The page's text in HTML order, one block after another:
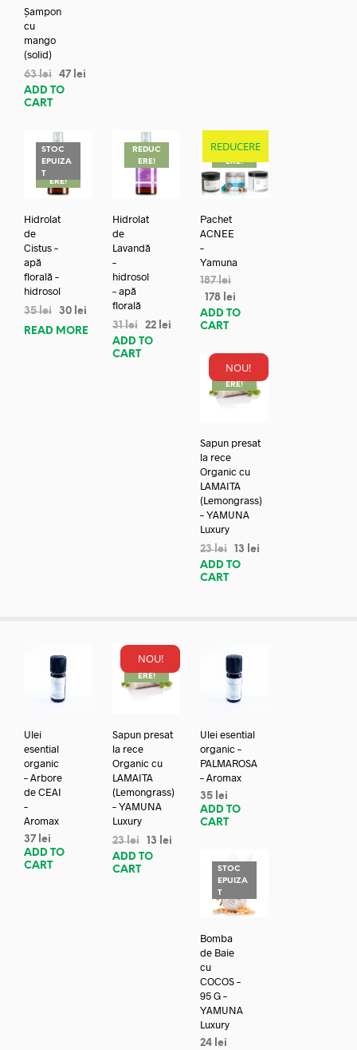
Șampon
cu
mango
(solid)
63lei 47 lei
ADD TO
CART
STOC
EPUIZA
TREDUC
ERE!
Hidrolat
de
Cistus –
apă
florală –
hidrosol
35lei 30 lei
READ MORE
REDUC
ERE!
Hidrolat
de
Lavandă
–
hidrosol
– apă
florală
31lei 22 lei
ADD TO
CART
REDUCERE
REDUC
ERE!
Pachet
ACNEE
–
Yamuna
187lei
178 lei
ADD TO
CART
NOU!
REDUC
ERE!
Sapun presat
la rece
Organic cu
LAMAITA
(Lemongrass)
– YAMUNA
Luxury
23lei 13
lei
ADD TO
CART
Ulei
esential
organic
– Arbore
de CEAI
–
Aromax
37 lei
ADD TO
CART
NOU!
REDUC
ERE!
Sapun presat
la rece
Organic cu
LAMAITA
(Lemongrass)
– YAMUNA
Luxury
23lei 13
lei
ADD TO
CART
Ulei esential
organic –
PALMAROSA
– Aromax
35 lei
ADD TO
CART
STOC
EPUIZA
T
Bomba
de Baie
cu
COCOS –
95 G –
YAMUNA
Luxury
24 lei